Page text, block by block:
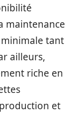
maintenance
tant
ailleurs,
riche en
et